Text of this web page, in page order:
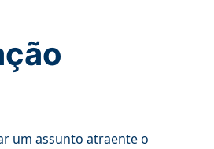
um assunto atraente o